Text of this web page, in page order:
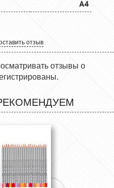
A4
отзыв
отзывы о